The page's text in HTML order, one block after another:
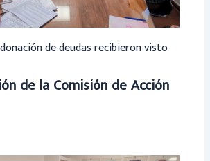
de deudas recibieron visto
de la Comisión de Acción